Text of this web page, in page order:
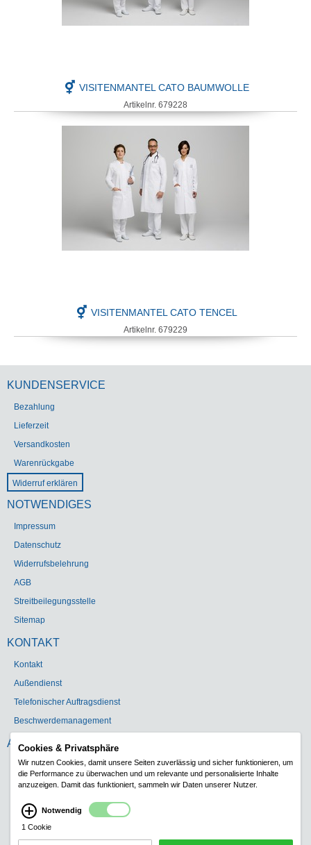
VISITENMANTEL CATO BAUMWOLLE
Artikelnr. 679228
VISITENMANTEL CATO TENCEL
Artikelnr. 679229
KUNDENSERVICE
Bezahlung
Lieferzeit
Versandkosten
Warenrückgabe
Widerruf erklären
NOTWENDIGES
Impressum
Datenschutz
Widerrufsbelehrung
AGB
Streitbeilegungsstelle
Sitemap
KONTAKT
Kontakt
Außendienst
Telefonischer Auftragsdienst
Beschwerdemanagement
ADRESSE
Gebr. Heinemann GmbH & Co. KG
Carl-Schurz-Str. 5
41460 Neuss
Telefon:
Telefax: +49 (0)2131 129507
Cookies & Privatsphäre
Wir nutzen Cookies, damit unsere Seiten zuverlässig und sicher funktionieren, um
die Performance zu überwachen und um relevante und personalisierte Inhalte
anzuzeigen. Damit das funktioniert, sammeln wir Daten unserer Nutzer.
Notwendig
1 Cookie